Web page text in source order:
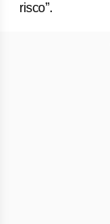
risco”.